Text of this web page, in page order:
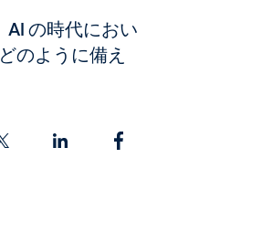
の時代におい
のように備え